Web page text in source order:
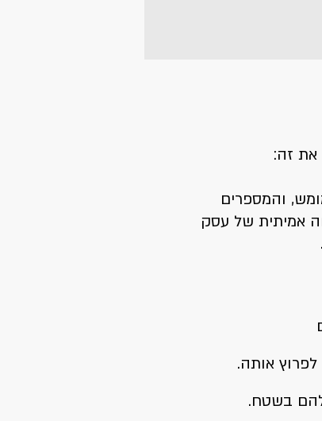
את זה:
והמספרים
אמיתית של עסק
אותה.
בשטח.